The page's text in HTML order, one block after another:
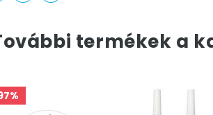
termékek a